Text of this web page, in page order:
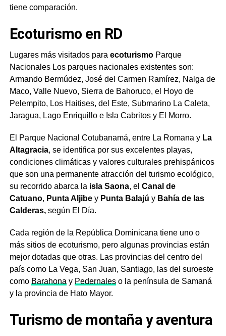
tiene comparación.
Ecoturismo en RD
Lugares más visitados para ecoturismoParque
Nacionales Los parques nacionales existentes son:
Armando Bermúdez, José del Carmen Ramírez, Nalga de
Maco, Valle Nuevo, Sierra de Bahoruco, el Hoyo de
Pelempito, Los Haitises, del Este, Submarino La Caleta,
Jaragua, Lago Enriquillo e Isla Cabritos y El Morro.
El Parque Nacional Cotubanamá, entre La Romana y La
Altagracia, se identifica por sus excelentes playas,
condiciones climáticas y valores culturales prehispánicos
que son una permanente atracción del turismo ecológico,
su recorrido abarca la isla Saona, el Canal de
Catuano, Punta Aljibe y Punta Balajú y Bahía de las
Calderas, según El Día.
Cada región de la República Dominicana tiene uno o
más sitios de ecoturismo, pero algunas provincias están
mejor dotadas que otras. Las provincias del centro del
país como La Vega, San Juan, Santiago, las del suroeste
como Barahona y Pedernaleso la península de Samaná
y la provincia de Hato Mayor.
Turismo de montaña y aventura